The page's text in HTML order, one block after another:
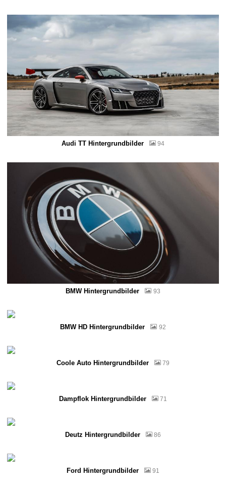
Audi TT Hintergrundbilder 94
BMW Hintergrundbilder 93
BMW HD Hintergrundbilder 92
Coole Auto Hintergrundbilder 79
Dampflok Hintergrundbilder 71
Deutz Hintergrundbilder 86
Ford Hintergrundbilder 91